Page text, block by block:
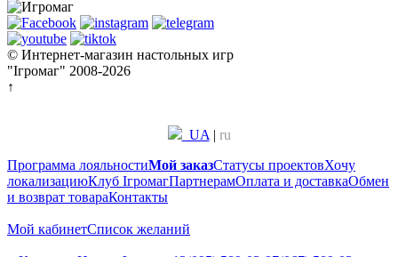
© Интернет-магазин настольных игр
"Ігромаг" 2008-2026
↑
UA| ru
Программа лояльностиМой заказСтатусы проектовХочу
локализациюКлуб ІгромагПартнерамОплата и доставкаОбмен
и возврат товараКонтакты
Мой кабинетСписок желаний